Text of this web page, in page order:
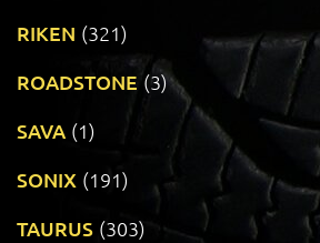
RIKEN (321)
ROADSTONE (3)
SAVA (1)
SONIX (191)
TAURUS (303)